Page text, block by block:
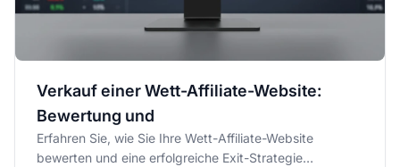
Verkauf einer Wett-Affiliate-Website:
Bewertung und
Erfahren Sie, wie Sie Ihre Wett-Affiliate-Website
bewerten und eine erfolgreiche Exit-Strategie